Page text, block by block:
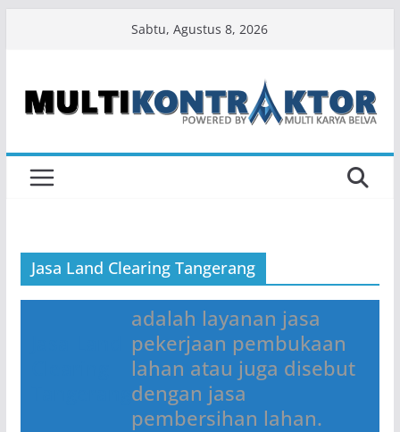
Sabtu, Agustus 8, 2026
Jasa Land Clearing Tangerang
adalah layanan jasa
pekerjaan pembukaan
lahan atau juga disebut
dengan jasa
pembersihan lahan.